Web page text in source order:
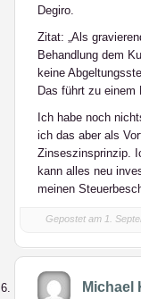
Degiro.
Zitat: „Als
Behandlung dem
keine
Das führt zu einem
Ich habe noch
ich das aber als
Zinseszinsprinzip.
kann alles neu
meinen
Gepostet am 1.
Michael